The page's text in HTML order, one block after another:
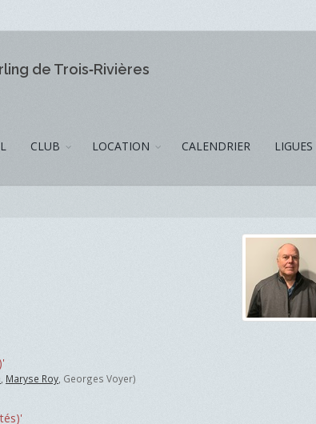
de Trois‑Rivières
CLUB LOCATION CALENDRIER LIGUES
Maryse Roy , Georges Voyer)